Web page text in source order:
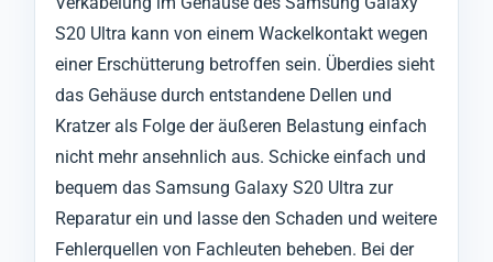
S20 Ultra kann von einem Wackelkontakt wegen
einer Erschütterung betroffen sein. Überdies sieht
das Gehäuse durch entstandene Dellen und
Kratzer als Folge der äußeren Belastung einfach
nicht mehr ansehnlich aus. Schicke einfach und
bequem das Samsung Galaxy S20 Ultra zur
Reparatur ein und lasse den Schaden und weitere
Fehlerquellen von Fachleuten beheben. Bei der